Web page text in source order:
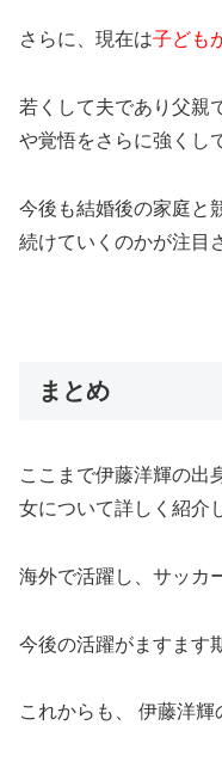
さらに、現在は子ども
若くして夫であり父親
や覚悟をさらに強くし
今後も結婚後の家庭と
続けていくのかが注目
まとめ
ここまで伊藤洋輝の出
女について詳しく紹介
海外で活躍し、サッカ
今後の活躍がますます
これからも、 伊藤洋輝